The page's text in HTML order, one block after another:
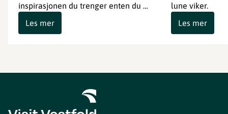
inspirasjonen du trenger enten du …
Les mer
lune viker.
Les mer